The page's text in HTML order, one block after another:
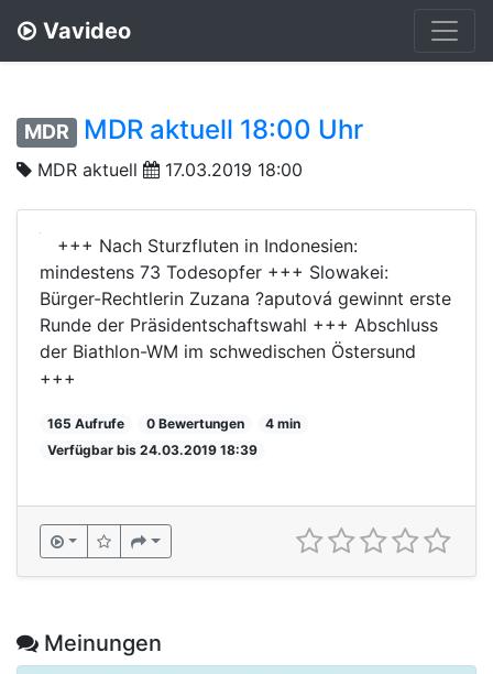
Vavideo
MDR MDR aktuell 18:00 Uhr
MDR aktuell 17.03.2019 18:00
+++ Nach Sturzfluten in Indonesien:
mindestens 73 Todesopfer +++ Slowakei:
Bürger-Rechtlerin Zuzana ?aputová gewinnt erste
Runde der Präsidentschaftswahl +++ Abschluss
der Biathlon-WM im schwedischen Östersund
+++
165 Aufrufe 0 Bewertungen
4 min
Verfügbar bis 24.03.2019 18:39
Meinungen